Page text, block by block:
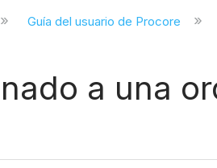
Guía del usuario de Procore
a una